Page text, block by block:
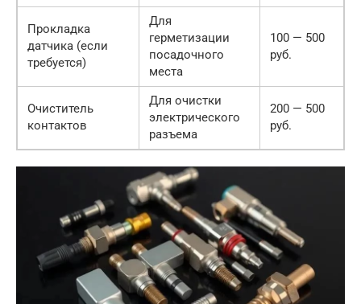
Прокладка
датчика (если
требуется)
Для
герметизации
посадочного
места
100 — 500
руб.
Очиститель
контактов
Для очистки
электрического
разъема
200 — 500
руб.